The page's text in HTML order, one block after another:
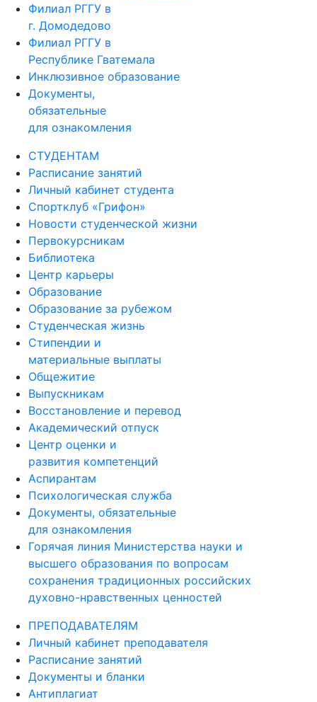
Филиал РГГУ в
г. Домодедово
Филиал РГГУ в
Республике Гватемала
Инклюзивное образование
Документы,
обязательные
для ознакомления
СТУДЕНТАМ
Расписание занятий
Личный кабинет студента
Спортклуб «Грифон»
Новости студенческой жизни
Первокурсникам
Библиотека
Центр карьеры
Образование
Образование за рубежом
Студенческая жизнь
Стипендии и
материальные выплаты
Общежитие
Выпускникам
Восстановление и перевод
Академический отпуск
Центр оценки и
развития компетенций
Аспирантам
Психологическая служба
Документы, обязательные
для ознакомления
Горячая линия Министерства науки и
высшего образования по вопросам
сохранения традиционных российских
духовно-нравственных ценностей
ПРЕПОДАВАТЕЛЯМ
Личный кабинет преподавателя
Расписание занятий
Документы и бланки
Антиплагиат